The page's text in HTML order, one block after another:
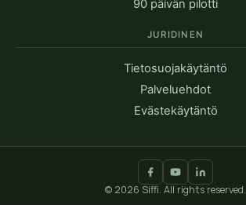
90 päivän pilotti
JURIDINEN
Tietosuojakäytäntö
Palveluehdot
Evästekäytäntö
© 2026 Siffi. All rights reserved.